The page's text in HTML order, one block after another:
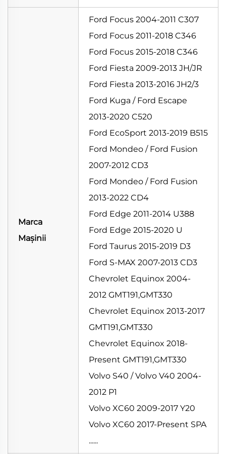
Marca
Mașinii
Ford Focus 2004-2011 C307
Ford Focus 2011-2018 C346
Ford Focus 2015-2018 C346
Ford Fiesta 2009-2013 JH/JR
Ford Fiesta 2013-2016 JH2/3
Ford Kuga / Ford Escape
2013-2020 C520
Ford EcoSport 2013-2019 B515
Ford Mondeo / Ford Fusion
2007-2012 CD3
Ford Mondeo / Ford Fusion
2013-2022 CD4
Ford Edge 2011-2014 U388
Ford Edge 2015-2020 U
Ford Taurus 2015-2019 D3
Ford S-MAX 2007-2013 CD3
Chevrolet Equinox 2004-
2012 GMT191,GMT330
Chevrolet Equinox 2013-2017
GMT191,GMT330
Chevrolet Equinox 2018-
Present GMT191,GMT330
Volvo S40 / Volvo V40 2004-
2012 P1
Volvo XC60 2009-2017 Y20
Volvo XC60 2017-Present SPA
......